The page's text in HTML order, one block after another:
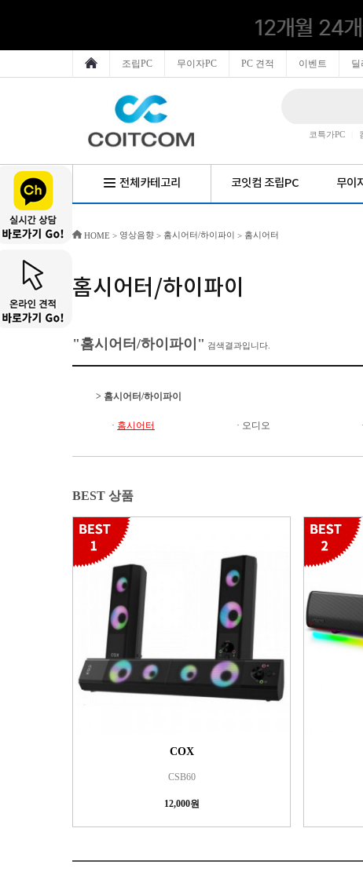
조립PC 무이자PC PC 견적 이벤트 딜
코특가PC
전체카테고리 코잇컴 조립PC 무이
HOME > 영상음향 > 홈시어터/하이파이 > 홈시어터
홈시어터/하이파이
"홈시어터/하이파이" 검색결과입니다.
> 홈시어터/하이파이
· 홈시어터 · 오디오 ·
BEST 상품
COX
CSB60
12,000원